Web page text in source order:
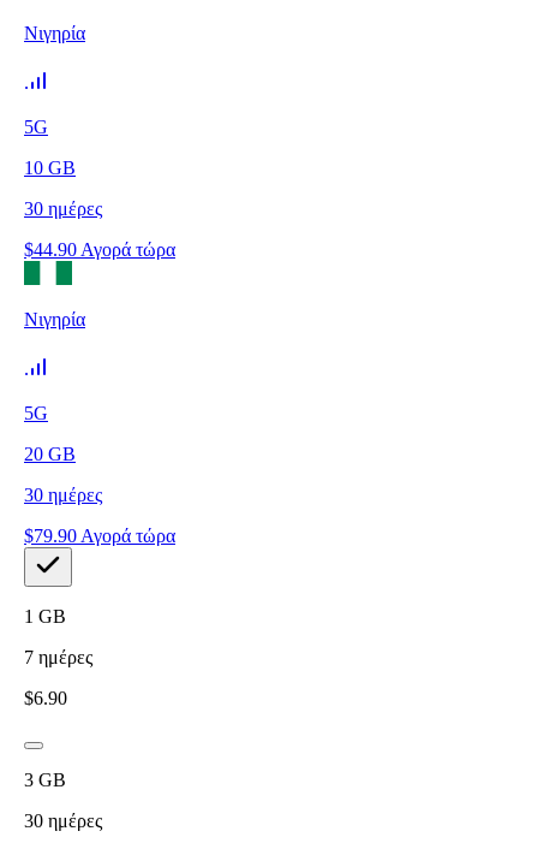
Νιγηρία
5G
10 GB
30 ημέρες
$44.90 Αγορά τώρα
Νιγηρία
5G
20 GB
30 ημέρες
$79.90 Αγορά τώρα
1 GB
7 ημέρες
$6.90
3 GB
30 ημέρες